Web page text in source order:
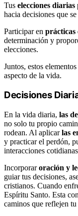
Tus elecciones diarias
hacia decisiones que
Participar en prácticas
determinación y
elecciones.
Juntos, estos
aspecto de la vida.
Decisiones
En la vida diaria, las
no solo tu propio
rodean. Al aplicarlas
y practicar el perdón,
interacciones
Incorporaroración y
guiar tus decisiones,
cristianos. Cuando
Espíritu Santo. Esta
caminos que reflejen